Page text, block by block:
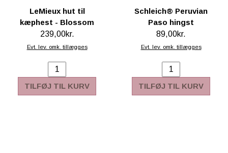
løbende importeret heste til landet og avlen er i fuld gang.
LeMieux hut til
kæphest - Blossom
239,00kr.
Evt. lev. omk. tillægges
TILFØJ TIL KURV
Schleich® Peruvian
Paso hingst
89,00kr.
Evt. lev. omk. tillægges
TILFØJ TIL KURV